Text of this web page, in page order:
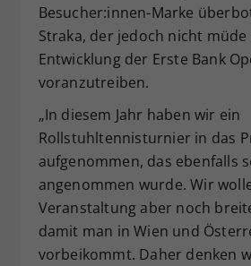
Besucher:innen-Marke
Straka, der jedoch nicht müde
Entwicklung der Erste Bank
voranzutreiben.
„In diesem Jahr haben wir ein
Rollstuhltennisturnier in das
aufgenommen, das ebenfalls
angenommen wurde. Wir
Veranstaltung aber noch
damit man in Wien und
vorbeikommt. Daher denken